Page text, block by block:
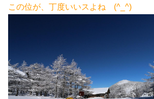
この位が、丁度いいスよね (^_^)